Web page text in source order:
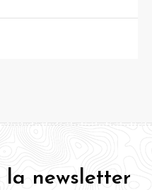
la newsletter